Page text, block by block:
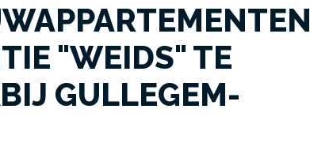
"WEIDS" TE
GULLEGEM-